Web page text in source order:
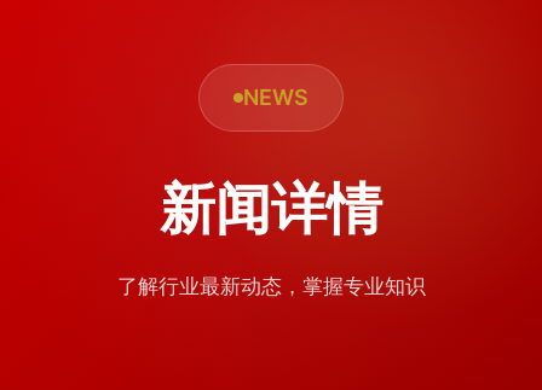
NEWS
新闻详情
了解行业最新动态，掌握专业知识